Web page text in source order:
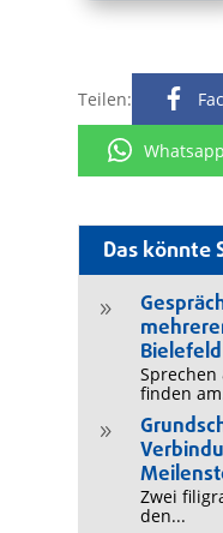
Das könnte
9
Bielefeld
Sprechen
finden
9
Zwei
den...
Teilen:
Whatsapp